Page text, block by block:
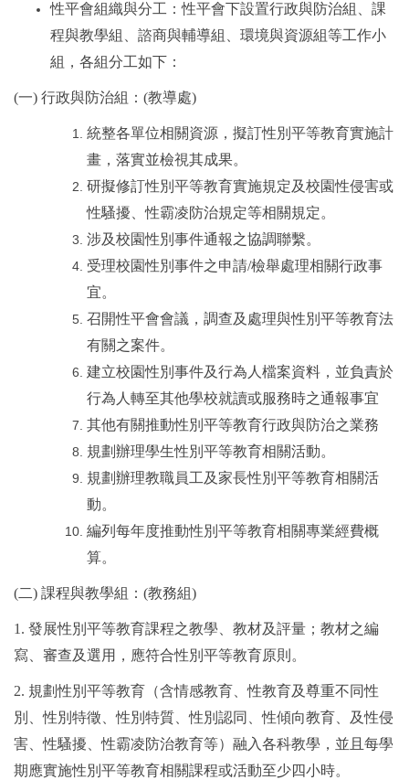
性平會組織與分工：性平會下設置行政與防治組、課
程與教學組、諮商與輔導組、環境與資源組等工作小
組，各組分工如下：
(一) 行政與防治組：(教導處)
統整各單位相關資源，擬訂性別平等教育實施計
畫，落實並檢視其成果。
研擬修訂性別平等教育實施規定及校園性侵害或
性騷擾、性霸凌防治規定等相關規定。
涉及校園性別事件通報之協調聯繫。
受理校園性別事件之申請/檢舉處理相關行政事
宜。
召開性平會會議，調查及處理與性別平等教育法
有關之案件。
建立校園性別事件及行為人檔案資料，並負責於
行為人轉至其他學校就讀或服務時之通報事宜
其他有關推動性別平等教育行政與防治之業務
規劃辦理學生性別平等教育相關活動。
規劃辦理教職員工及家長性別平等教育相關活
動。
編列每年度推動性別平等教育相關專業經費概
算。
(二) 課程與教學組：(教務組)
1. 發展性別平等教育課程之教學、教材及評量；教材之編
寫、審查及選用，應符合性別平等教育原則。
2. 規劃性別平等教育（含情感教育、性教育及尊重不同性
別、性別特徵、性別特質、性別認同、性傾向教育、及性侵
害、性騷擾、性霸凌防治教育等）融入各科教學，並且每學
期應實施性別平等教育相關課程或活動至少四小時。